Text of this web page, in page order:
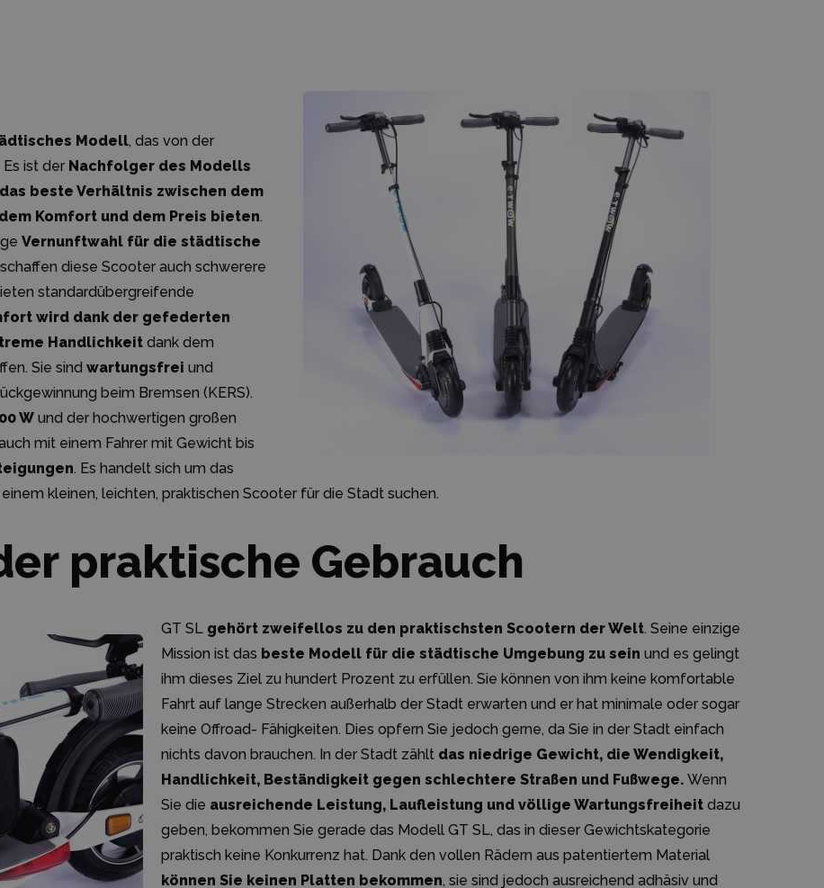
Modell, das von der
ist der Nachfolger des Modells
das beste Verhältnis zwischen dem
Komfort und dem Preis bieten.
Vernunftwahl für die städtische
diese Scooter auch schwerere
standardübergreifende
wird dank der gefederten
Handlichkeit dank dem
Sie sind wartungsfrei und
beim Bremsen (KERS).
W und der hochwertigen großen
mit einem Fahrer mit Gewicht bis
. Es handelt sich um das
kleinen, leichten, praktischen Scooter für die Stadt suchen.
praktische Gebrauch
GT SL gehört zweifellos zu den praktischsten Scootern der Welt. Seine einzige
Mission ist das beste Modell für die städtische Umgebung zu sein und es gelingt
ihm dieses Ziel zu hundert Prozent zu erfüllen. Sie können von ihm keine komfortable
Fahrt auf lange Strecken außerhalb der Stadt erwarten und er hat minimale oder sogar
keine Offroad- Fähigkeiten. Dies opfern Sie jedoch gerne, da Sie in der Stadt einfach
nichts davon brauchen. In der Stadt zählt das niedrige Gewicht, die Wendigkeit,
Handlichkeit, Beständigkeit gegen schlechtere Straßen und Fußwege. Wenn
Sie die ausreichende Leistung, Laufleistung und völlige Wartungsfreiheit dazu
geben, bekommen Sie gerade das Modell GT SL, das in dieser Gewichtskategorie
praktisch keine Konkurrenz hat. Dank den vollen Rädern aus patentiertem Material
können Sie keinen Platten bekommen, sie sind jedoch ausreichend adhäsiv und